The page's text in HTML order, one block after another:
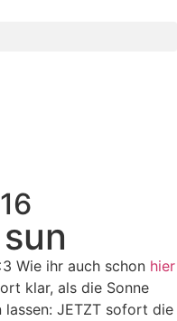
Wie ihr auch schon hier
klar, als die Sonne
JETZT sofort die